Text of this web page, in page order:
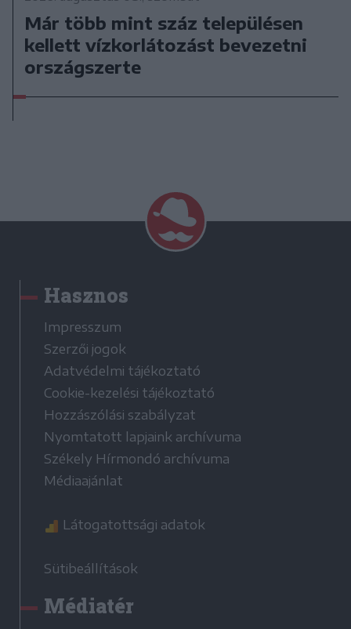
Már több mint száz településen
kellett vízkorlátozást bevezetni
országszerte
Hasznos
Impresszum
Szerzői jogok
Adatvédelmi tájékoztató
Cookie-kezelési tájékoztató
Hozzászólási szabályzat
Nyomtatott lapjaink archívuma
Székely Hírmondó archívuma
Médiaajánlat
Látogatottsági adatok
Sütibeállítások
Médiatér